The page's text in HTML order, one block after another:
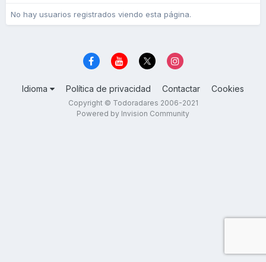
No hay usuarios registrados viendo esta página.
Idioma Política de privacidad Contactar Cookies
Copyright © Todoradares 2006-2021
Powered by Invision Community